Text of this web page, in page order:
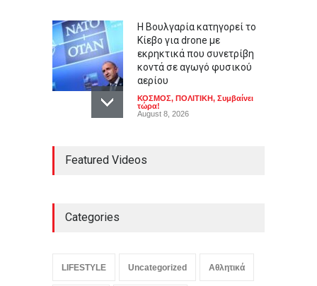
Η Βουλγαρία κατηγορεί το
Κίεβο για drone με
εκρηκτικά που συνετρίβη
κοντά σε αγωγό φυσικού
αερίου
ΚΟΣΜΟΣ, ΠΟΛΙΤΙΚΗ, Συμβαίνει
τώρα!
August 8, 2026
περιοχές: Πάνω από 39
απειλεί τις ευρωπαϊκές
Featured Videos
Categories
LIFESTYLE Uncategorized Αθλητικά